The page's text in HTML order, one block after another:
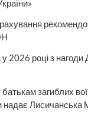
2026 році з нагоди
загиблих
надає